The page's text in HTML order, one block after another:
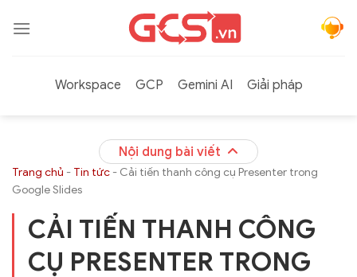
qua
Workspace
GCP Gemini AI Giải pháp
Nội dung bài viết
Trang chủ - Tin tức - Cải tiến thanh công cụ Presenter trong
Google Slides
CẢI TIẾN THANH CÔNG
CỤ PRESENTER TRONG